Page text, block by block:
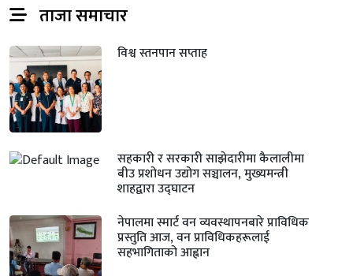
ताजा समाचार
विश्व स्तनपान सप्ताह
सहकारी र सरकारी साझेदारीमा कैलालीमा
बीउ प्रशोधन उद्योग सञ्चालन, मुख्यमन्त्री
शाहद्वारा उद्घाटन
नेपालमा स्मार्ट वन व्यवस्थापनबारे प्राविधिक
प्रस्तुति आज, वन प्राविधिकहरूलाई
सहभागिताको आह्वान